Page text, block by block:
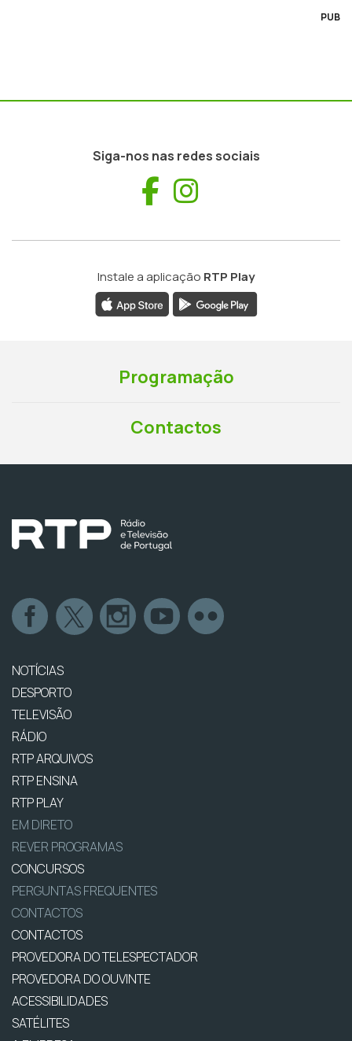
PUB
Siga-nos nas redes sociais
Facebook
Instale a aplicação RTP Play
Programação
Contactos
NOTÍCIAS
DESPORTO
TELEVISÃO
RÁDIO
RTP ARQUIVOS
RTP ENSINA
RTP PLAY
EM DIRETO
REVER PROGRAMAS
CONCURSOS
PERGUNTAS FREQUENTES
CONTACTOS
CONTACTOS
PROVEDORA DO TELESPECTADOR
PROVEDORA DO OUVINTE
ACESSIBILIDADES
SATÉLITES